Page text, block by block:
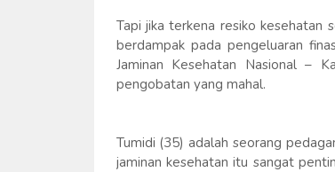
Tapi jika terkena resiko kesehatan
berdampak pada pengeluaran
Jaminan Kesehatan Nasional –
pengobatan yang mahal.
Tumidi (35) adalah seorang
jaminan kesehatan itu sangat